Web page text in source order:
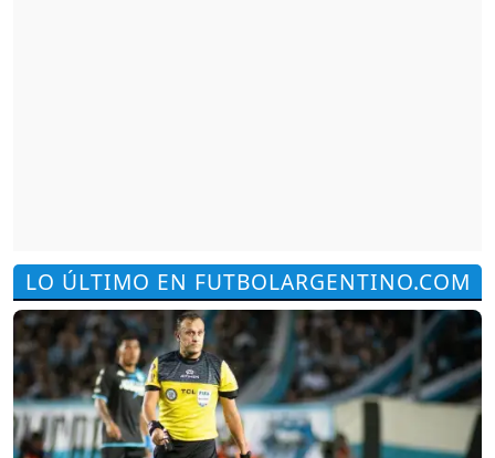
LO ÚLTIMO EN FUTBOLARGENTINO.COM